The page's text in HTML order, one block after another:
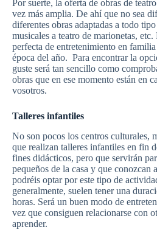
Por suerte, la oferta de obras de
vez más amplia. De ahí que no sea
diferentes obras adaptadas a todo
musicales a teatro de marionetas,
perfecta de entretenimiento en
época del año. Para encontrar la
guste será tan sencillo como
obras que en ese momento están en
vosotros.
Talleres infantiles
No son pocos los centros culturales,
que realizan talleres infantiles en fin
fines didácticos, pero que servirán
pequeños de la casa y que conozcan
podréis optar por este tipo de
generalmente, suelen tener una
horas. Será un buen modo de
vez que consiguen relacionarse con
aprender.